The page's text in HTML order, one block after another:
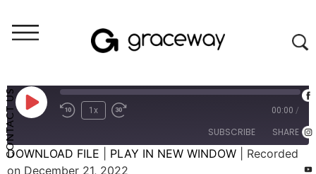
CONTACT US
Crecer A Fondo (audio)
1x 00:00 /
SUBSCRIBE SHARE
DOWNLOAD FILE PLAY IN NEW WINDOW
Recorded
on December 21, 2022